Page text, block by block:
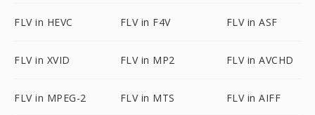
FLV in HEVC FLV in F4V FLV in ASF
FLV in XVID FLV in MP2 FLV in AVCHD
FLV in MPEG-2 FLV in MTS FLV in AIFF